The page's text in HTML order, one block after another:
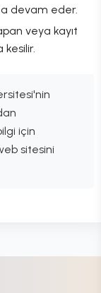
devam eder.
veya kayıt
kesilir.
için
sitesini